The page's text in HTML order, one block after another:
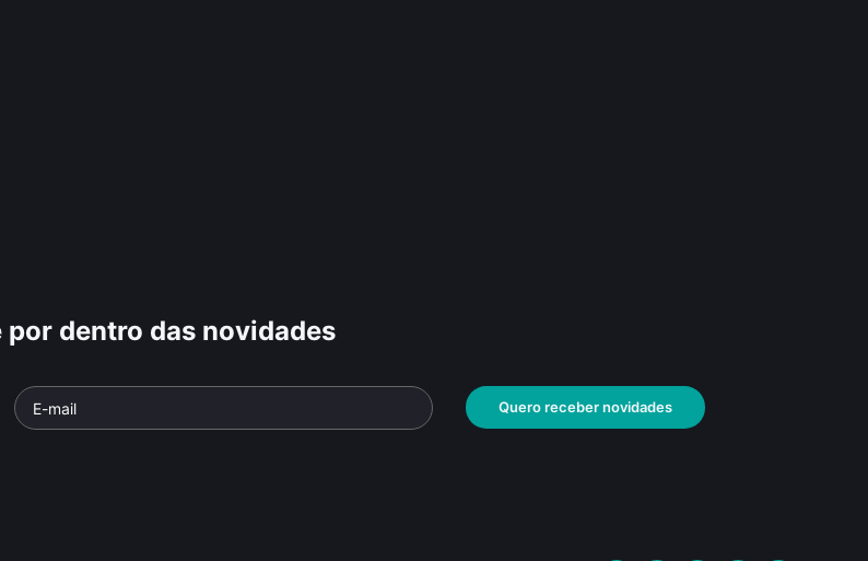
por dentro das novidades
Quero receber novidades